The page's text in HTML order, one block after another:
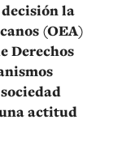
la
(OEA)
Derechos
actitud